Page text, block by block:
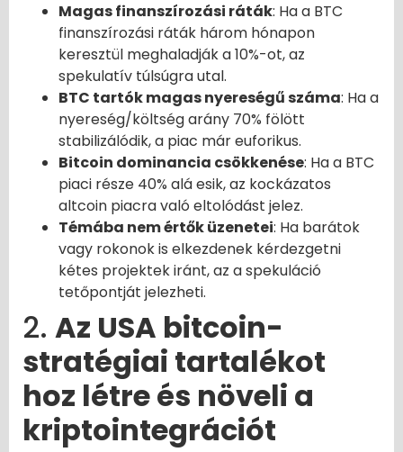
Magas finanszírozási ráták: Ha a BTC
finanszírozási ráták három hónapon
keresztül meghaladják a 10%-ot, az
spekulatív túlsúgra utal.
BTC tartók magas nyereségű száma: Ha a
nyereség/költség arány 70% fölött
stabilizálódik, a piac már euforikus.
Bitcoin dominancia csökkenése: Ha a BTC
piaci része 40% alá esik, az kockázatos
altcoin piacra való eltolódást jelez.
Témába nem értők üzenetei: Ha barátok
vagy rokonok is elkezdenek kérdezgetni
kétes projektek iránt, az a spekuláció
tetőpontját jelezheti.
2. Az USA bitcoin-
stratégiai tartalékot
hoz létre és növeli a
kriptointegrációt